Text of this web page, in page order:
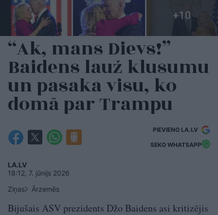
“Ak, mans Dievs!”
Baidens lauž klusumu
un pasaka visu, ko
domā par Trampu
PIEVIENO LA.LV
SEKO WHATSAPP
LA.LV
18:12, 7. jūnijs 2026
Ziņas
Ārzemēs
Bijušais ASV prezidents Džo Baidens asi kritizējis